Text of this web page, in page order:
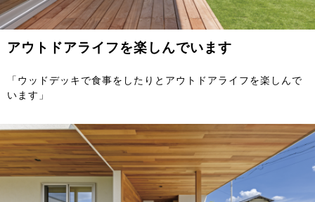
アウトドアライフを楽しんでいます
「ウッドデッキで食事をしたりとアウトドアライフを楽しんで
います」